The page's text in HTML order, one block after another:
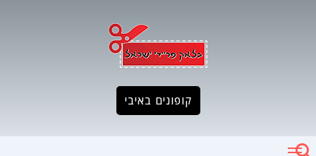
קופונים באיבי